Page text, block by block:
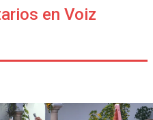
en Voiz